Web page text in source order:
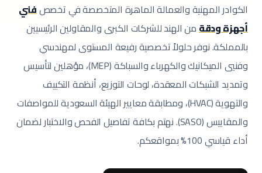
الكوادر المهنية والعمالة الماهرة المتخصصة في تخصصفني
أجهزة ودقةمن الهند للشركات الكبرى والمقاولين الرئيسيين
بالمملكة.نوفر حلولاً تخصصية رفيعة المستوى لمهندسي
وفنيي الميكانيك والكهرباء والسباكة (MEP)، مؤهلين لتأسيس
وتمديد الشبكات المعقدة، لوحات التوزيع، أنظمة التكييف
والتهوية (HVAC)، ومطابقة معايير الهيئة السعودية للمواصفات
والمقاييس (SASO).
نهتم بكافة تفاصيل الفحص والاختبار لضمان
أداء قياسي 100% بمواقعكم.